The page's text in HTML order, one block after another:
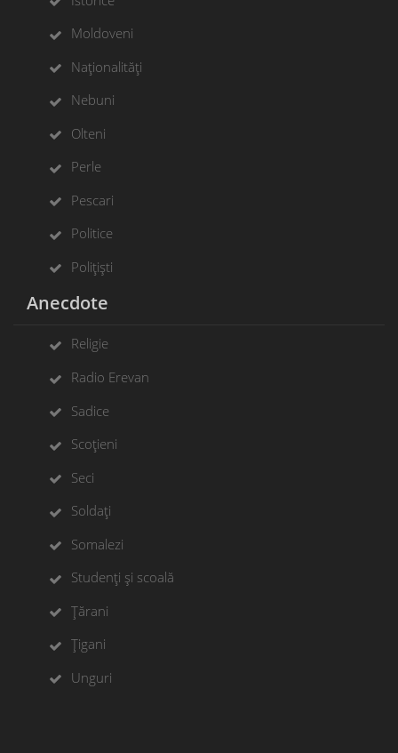
Moldoveni
Naționalități
Nebuni
Olteni
Perle
Pescari
Politice
Polițiști
Anecdote
Religie
Radio Erevan
Sadice
Scoțieni
Seci
Soldați
Somalezi
Studenți și scoală
Țărani
Țigani
Unguri